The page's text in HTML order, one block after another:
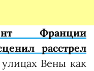
Франции
расстрел
Вены как